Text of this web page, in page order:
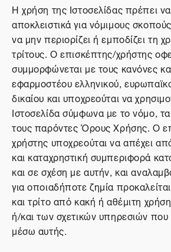
Η χρήση της Ιστοσελίδας πρέπει να
αποκλειστικά για νόμιμους
να μην περιορίζει ή εμποδίζει τη
τρίτους. Ο επισκέπτης/χρήστης
συμμορφώνεται με τους κανόνες
εφαρμοστέου ελληνικού,
δικαίου και υποχρεούται να
Ιστοσελίδα σύμφωνα με το νόμο,
τους παρόντες Όρους Χρήσης. Ο
χρήστης υποχρεούται να απέχει
και καταχρηστική συμπεριφορά
και σε σχέση με αυτήν, και
για οποιαδήποτε ζημία
και τρίτο από κακή ή αθέμιτη
ή/και των σχετικών υπηρεσιών
μέσω αυτής.